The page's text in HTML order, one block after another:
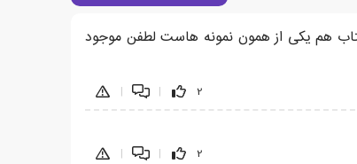
هم یکی از همون نمونه هاست لطفن موجود
2
|
|
2
|
|